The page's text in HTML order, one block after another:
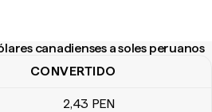
canadienses a soles peruanos
canadienses a soles peruanos
CONVERTIDO
2,43 PEN